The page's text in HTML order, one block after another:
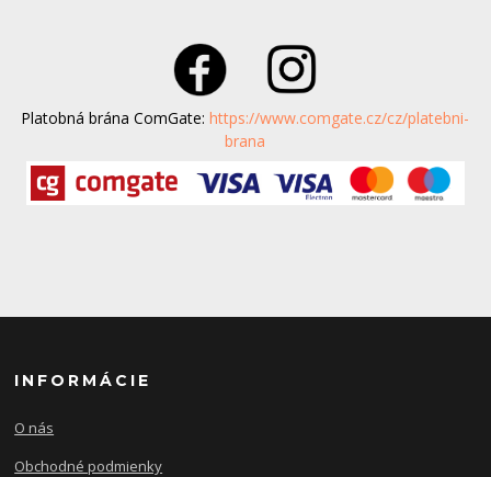
Platobná brána ComGate:https://www.comgate.cz/cz/platebni-
brana
INFORMÁCIE
O nás
Obchodné podmienky